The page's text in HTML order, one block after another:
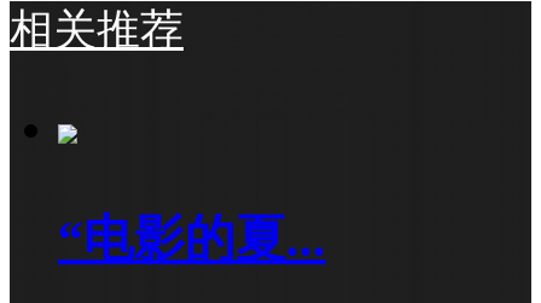
相关推荐
“电影的夏...